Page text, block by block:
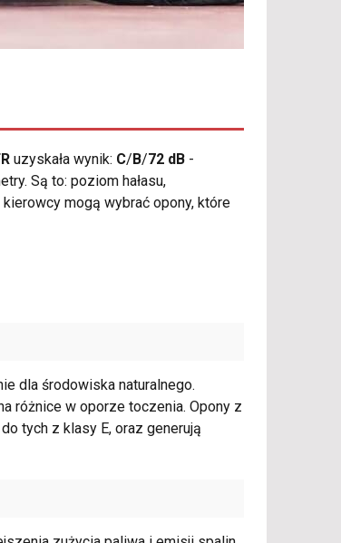
uzyskała wynik: C/ B/72 dB -
Są to: poziom hałasu,
mogą wybrać opony, które
dla środowiska naturalnego.
różnice w oporze toczenia. Opony z
tych z klasy E, oraz generują